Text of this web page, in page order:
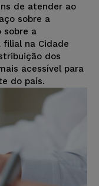
de atender ao
sobre a
sobre a
filial na Cidade
dos
acessível para
do país.